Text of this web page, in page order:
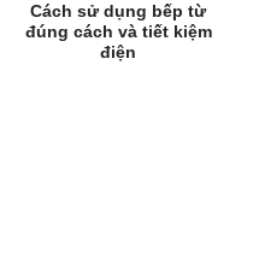
Cách sử dụng bếp từ
đúng cách và tiết kiệm
điện